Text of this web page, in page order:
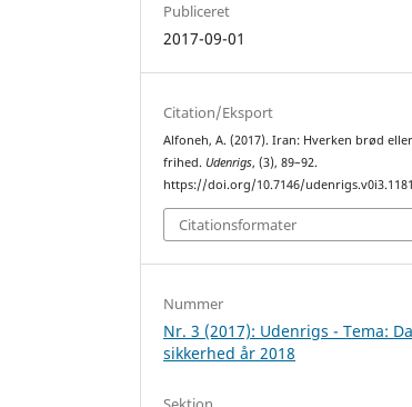
Publiceret
2017-09-01
Citation/Eksport
Alfoneh, A. (2017). Iran: Hverken brød eller
frihed. Udenrigs, (3), 89–92.
https://doi.org/10.7146/
Citationsformater
Nummer
Nr. 3 (2017): Udenrigs - Tema:
sikkerhed år 2018